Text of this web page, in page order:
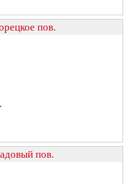
пов.
пов.